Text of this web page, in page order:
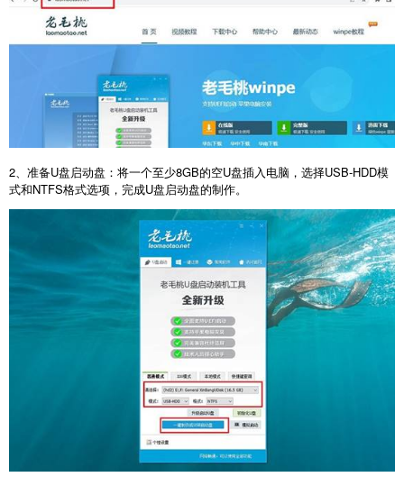
2、准备U盘启动盘：将一个至少8GB的空U盘插入电脑，选择USB-HDD模
式和NTFS格式选项，完成U盘启动盘的制作。